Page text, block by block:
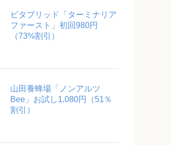
ビタブリッド「ターミナリア
ファースト」初回980円
（73%割引）
山田養蜂場「ノンアルツ
Bee」お試し1,080円（51％
割引）